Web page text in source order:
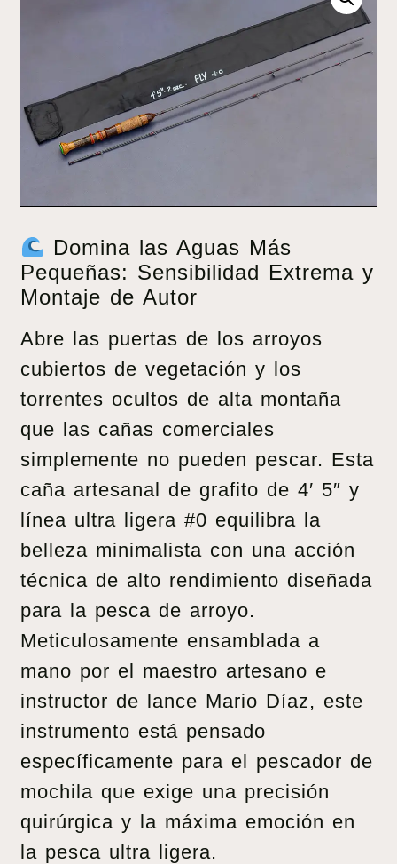
Domina las Aguas Más
Pequeñas: Sensibilidad Extrema y
Montaje de Autor
Abre las puertas de los arroyos
cubiertos de vegetación y los
torrentes ocultos de alta montaña
que las cañas comerciales
simplemente no pueden pescar. Esta
caña artesanal de grafito de 4′ 5″ y
línea ultra ligera #0 equilibra la
belleza minimalista con una acción
técnica de alto rendimiento diseñada
para la pesca de arroyo.
Meticulosamente ensamblada a
mano por el maestro artesano e
instructor de lance Mario Díaz, este
instrumento está pensado
específicamente para el pescador de
mochila que exige una precisión
quirúrgica y la máxima emoción en
la pesca ultra ligera.